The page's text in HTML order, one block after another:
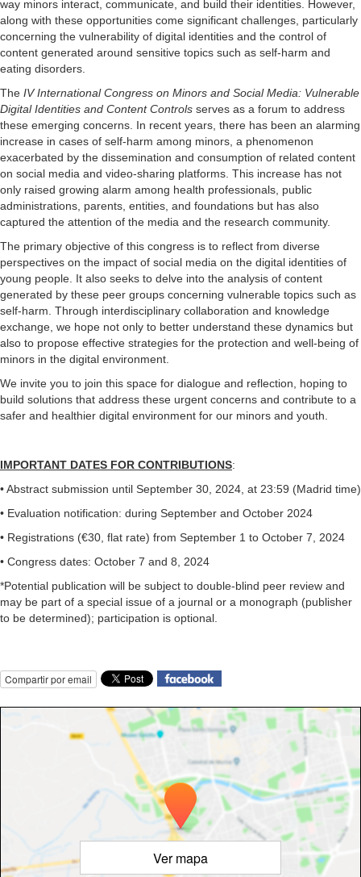
way minors interact, communicate, and build their identities. However,
along with these opportunities come significant challenges, particularly
concerning the vulnerability of digital identities and the control of
content generated around sensitive topics such as self-harm and
eating disorders.
The IV International Congress on Minors and Social Media: Vulnerable
Digital Identities and Content Controls serves as a forum to address
these emerging concerns. In recent years, there has been an alarming
increase in cases of self-harm among minors, a phenomenon
exacerbated by the dissemination and consumption of related content
on social media and video-sharing platforms. This increase has not
only raised growing alarm among health professionals, public
administrations, parents, entities, and foundations but has also
captured the attention of the media and the research community.
The primary objective of this congress is to reflect from diverse
perspectives on the impact of social media on the digital identities of
young people. It also seeks to delve into the analysis of content
generated by these peer groups concerning vulnerable topics such as
self-harm. Through interdisciplinary collaboration and knowledge
exchange, we hope not only to better understand these dynamics but
also to propose effective strategies for the protection and well-being of
minors in the digital environment.
We invite you to join this space for dialogue and reflection, hoping to
build solutions that address these urgent concerns and contribute to a
safer and healthier digital environment for our minors and youth.
IMPORTANT DATES FOR CONTRIBUTIONS:
• Abstract submission until September 30, 2024, at 23:59 (Madrid time)
• Evaluation notification: during September and October 2024
• Registrations (€30, flat rate) from September 1 to October 7, 2024
• Congress dates: October 7 and 8, 2024
*Potential publication will be subject to double-blind peer review and
may be part of a special issue of a journal or a monograph (publisher
to be determined); participation is optional.
Compartir por email
Ver mapa